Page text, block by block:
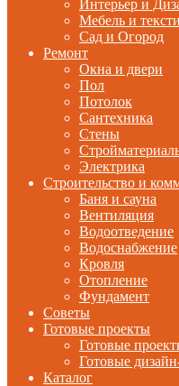
Интерьер и
Мебель и
Сад и Огород
Ремонт
Окна и двери
Пол
Потолок
Сантехника
Стены
Электрика
Строительство и
Баня и сауна
Вентиляция
Водоотведение
Водоснабжение
Кровля
Отопление
Фундамент
Советы
Готовые проекты
Готовые
Готовые
Каталог